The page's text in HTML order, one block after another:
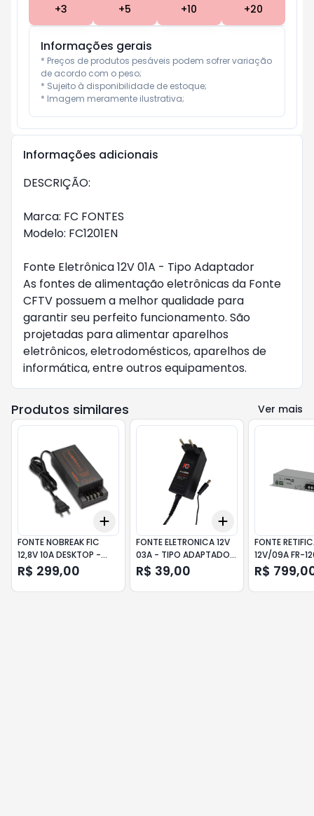
+3 +5 +10 +20
Informações gerais
* Preços de produtos pesáveis podem sofrer variação
de acordo com o peso;
* Sujeito à disponibilidade de estoque;
* Imagem meramente ilustrativa;
Informações adicionais
DESCRIÇÃO:
Marca: FC FONTES
Modelo: FC1201EN
Fonte Eletrônica 12V 01A - Tipo Adaptador
As fontes de alimentação eletrônicas da Fonte
CFTV possuem a melhor qualidade para
garantir seu perfeito funcionamento. São
projetadas para alimentar aparelhos
eletrônicos, eletrodomésticos, aparelhos de
informática, entre outros equipamentos.
Produtos similares Ver mais
+10
Add
FONTE NOBREAK FIC
12,8V 10A DESKTOP -
PR1358 MCM
R$ 299,00
Add
FONTE ELETRONICA 12V
03A - TIPO ADAPTADOR
FC FONTES
R$ 39,00
FONTE
12V/09A FR-
- ALGCOM
R$